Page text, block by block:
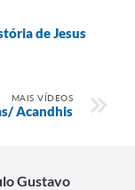
de Jesus
MAIS VÍDEOS
Acandhis
Gustavo